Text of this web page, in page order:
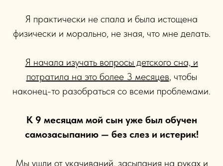
Я практически не спала и была истощена
физически и морально, не зная, что мне делать.
Я начала изучать вопросы детского сна, и
потратила на это более 3 месяцев, чтобы
наконец-то разобраться со всеми проблемами.
К 9 месяцам мой сын уже был обучен
самозасыпанию — без слез и истерик!
Мы ушли от укачиваний, засыпания на руках и